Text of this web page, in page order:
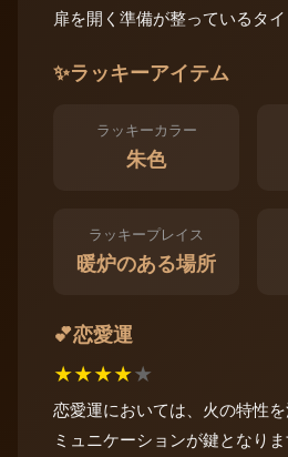
扉を開く準備が整っているタイ
✨ラッキーアイテム
ラッキーカラー
朱色
ラッキープレイス
暖炉のある場所
💕恋愛運
★★★★★
恋愛運においては、火の特性
ミュニケーションが鍵となり